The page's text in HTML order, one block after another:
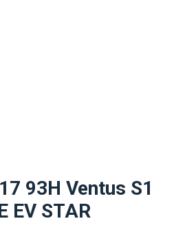
93H Ventus S1
EV STAR